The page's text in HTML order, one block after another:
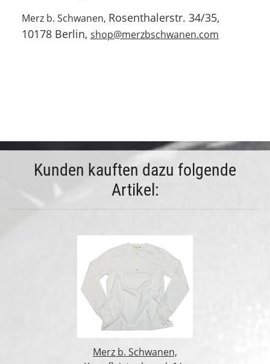
Merz b. Schwanen, Rosenthalerstr. 34/35,
10178 Berlin, shop@merzbschwanen.com
Kunden kauften dazu folgende
Artikel:
Merz b. Schwanen,